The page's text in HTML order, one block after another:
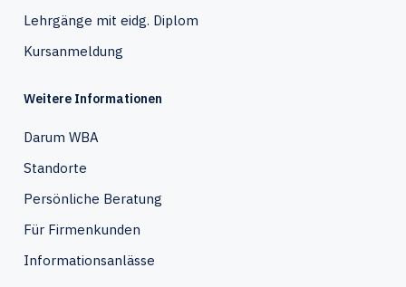
Lehrgänge mit eidg. Diplom
Kursanmeldung
Weitere Informationen
Darum WBA
Standorte
Persönliche Beratung
Für Firmenkunden
Informationsanlässe